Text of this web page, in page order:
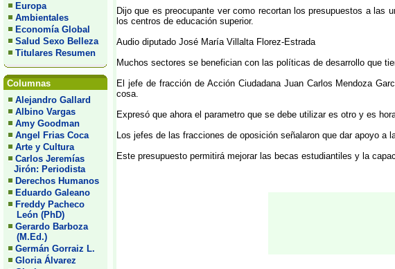
Europa
Ambientales
Economía Global
Salud Sexo Belleza
Titulares Resumen
Columnas
Alejandro Gallard
Albino Vargas
Amy Goodman
Angel Frias Coca
Arte y Cultura
Carlos Jeremías
Jirón: Periodista
Derechos Humanos
Eduardo Galeano
Freddy Pacheco
León (PhD)
Gerardo Barboza
(M.Ed.)
Germán Gorraiz L.
Gloria Álvarez
Dijo que es preocupante ver como recortan los presupuestos a
los centros de educación superior.
Audio diputado José María Villalta Florez-Estrada
Muchos sectores se benefician con las políticas de desarrollo que
El jefe de fracción de Acción Ciudadana Juan Carlos Mendoza
cosa.
Expresó que ahora el parametro que se debe utilizar es otro y es
Los jefes de las fracciones de oposición señalaron que dar apoyo
Este presupuesto permitirá mejorar las becas estudiantiles y la